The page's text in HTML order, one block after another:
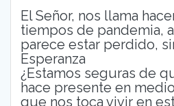
El Señor, nos llama
tiempos de pandemia,
parece estar perdido,
Esperanza
¿Estamos seguras de
hace presente en
que nos toca vivir en